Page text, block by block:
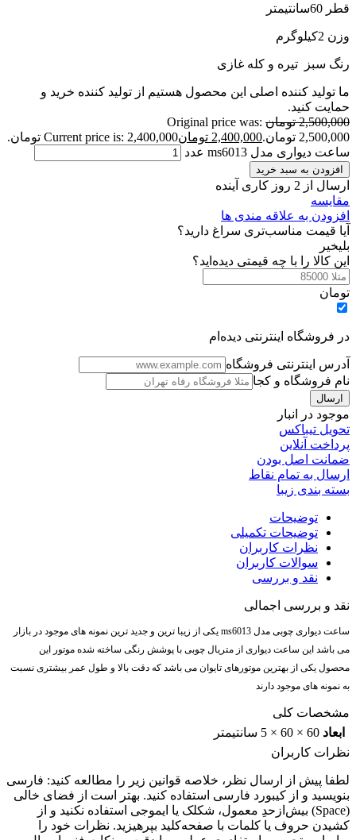
قطر 60سانتیمتر
وزن 2کیلوگرم
رنگ سبز تیره و کله غازی
ما تولید کننده اصلی این محصول هستیم از تولید کننده خرید و
حمایت کنید.
2,500,000 تومان Original price was:
2,500,000 تومان.
2,400,000 تومانCurrent price is: 2,400,000 تومان.
ساعت دیواری مدل ms6013 عدد
افزودن به سبد خرید
ارسال از 2 روز کاری آینده
مقایسه
افزودن به علاقه مندی ها
آیا قیمت مناسب‌تری سراغ دارید؟
بلیخیر
این کالا را با چه قیمتی دیده‌اید؟
تومان
در فروشگاه اینترنتی دیده‌ام
آدرس اینترنتی فروشگاه
نام فروشگاه و کجا
موجود در انبار
تحویل تیباکس
پرداخت آنلاین
ضمانت اصل بودن
ارسال به تمام نقاط
بسته بندی زیبا
توضیحات
توضیحات تکمیلی
نظرات کاربران
سوالات کاربران
نقد و بررسی
نقد و بررسی اجمالی
ساعت دیواری چوبی مدل ms6013 یکی از زیبا ترین و جدید ترین نمونه های موجود در بازار
می باشد این ساعت دیواری از متریال چوبی با پوشش رنگی ساخته شده موتور این
محصول یکی از بهترین موتورهای تایوان می باشد که دقت بالا و طول عمر بیشتری نسبت
به نمونه های موجود دارند
مشخصات کلی
ابعاد 60 × 60 × 5 سانتیمتر
نظرات کاربران
لطفا پیش از ارسال نظر، خلاصه قوانین زیر را مطالعه کنید: فارسی
بنویسید و از کیبورد فارسی استفاده کنید. بهتر است از فضای خالی
(Space) بیش‌از‌حدِ معمول، شکلک یا ایموجی استفاده نکنید و از
کشیدن حروف یا کلمات با صفحه‌کلید بپرهیزید. نظرات خود را